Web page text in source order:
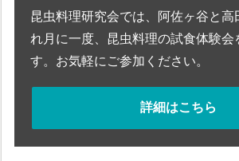
昆虫料理研究会では、阿佐ヶ谷と高
れ月に一度、昆虫料理の試食体験会
す。お気軽にご参加ください。
詳細はこちら